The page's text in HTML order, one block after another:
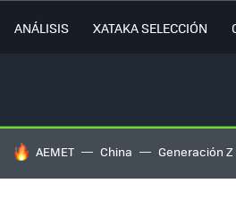
ANÁLISIS XATAKA SELECCIÓN
HOY SE HABLA DE
AEMET China Generación Z